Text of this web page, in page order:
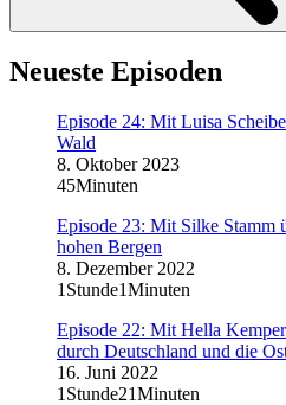
Neueste Episoden
Episode 24: Mit Luisa
Wald
8. Oktober 2023
45Minuten
Episode 23: Mit Silke Stamm
hohen Bergen
8. Dezember 2022
1Stunde1Minuten
Episode 22: Mit Hella
durch Deutschland und die
16. Juni 2022
1Stunde21Minuten